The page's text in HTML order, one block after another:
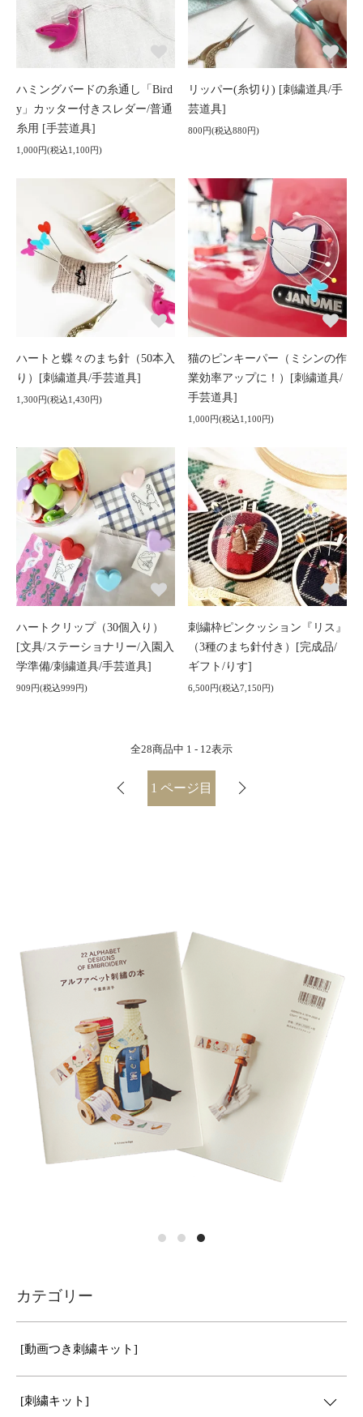
ハミングバードの糸通し「Bird
y」カッター付きスレダー/普通
糸用 [手芸道具]
1,000円(税込1,100円)
リッパー(糸切り) [刺繍道具/手
芸道具]
800円(税込880円)
ハートと蝶々のまち針（50本入
り）[刺繍道具/手芸道具]
1,300円(税込1,430円)
猫のピンキーパー（ミシンの作
業効率アップに！）[刺繍道具/
手芸道具]
1,000円(税込1,100円)
ハートクリップ（30個入り）
[文具/ステーショナリー/入園入
学準備/刺繍道具/手芸道具]
909円(税込999円)
刺繍枠ピンクッション『リス』
（3種のまち針付き）[完成品/
ギフト/りす]
6,500円(税込7,150円)
全28商品中 1 - 12表示
1 ページ目
カテゴリー
[動画つき刺繍キット]
[刺繍キット]